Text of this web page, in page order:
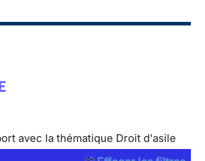
avec la thématique Droit d'asile